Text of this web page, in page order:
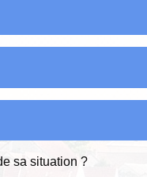
sa situation ?